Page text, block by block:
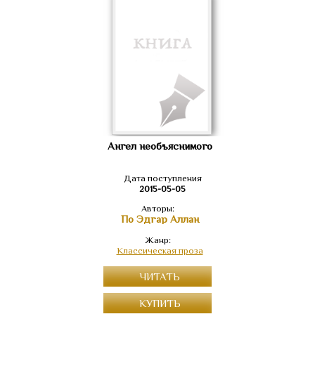
Ангел необъяснимого
Дата поступления
2015-05-05
Авторы:
По Эдгар Аллан
Жанр:
Классическая проза
ЧИТАТЬ
КУПИТЬ